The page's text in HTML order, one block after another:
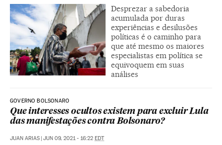
Desprezar a sabedoria
acumulada por duras
experiências e desilusões
políticas é o caminho para
que até mesmo os maiores
especialistas em política se
equivoquem em suas
análises
GOVERNO BOLSONARO
Que interesses ocultos existem para excluir Lula
das manifestações contra Bolsonaro?
JUAN ARIAS | JUN 09, 2021 - 16:22 EDT